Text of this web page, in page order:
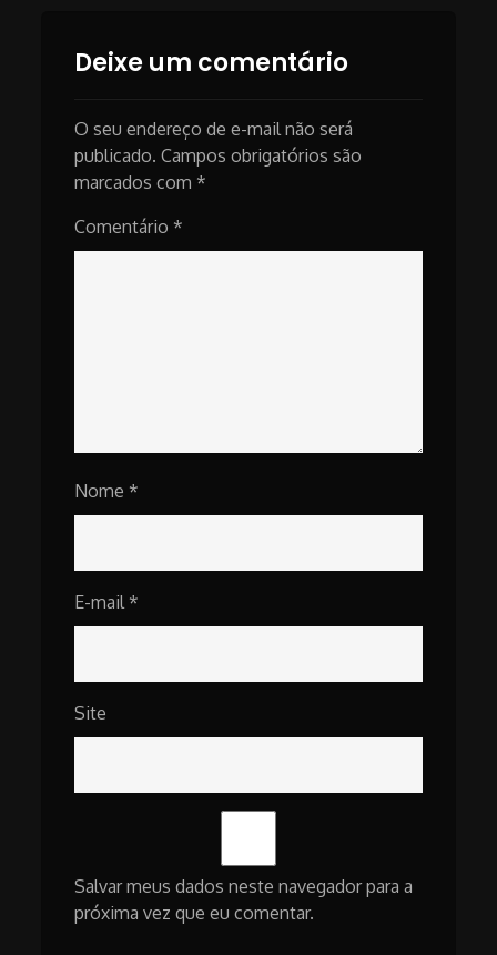
navigation
Deixe um comentário
O seu endereço de e-mail não será
publicado. Campos obrigatórios são
marcados com *
Comentário *
Nome *
E-mail *
Site
Salvar meus dados neste navegador para a
próxima vez que eu comentar.